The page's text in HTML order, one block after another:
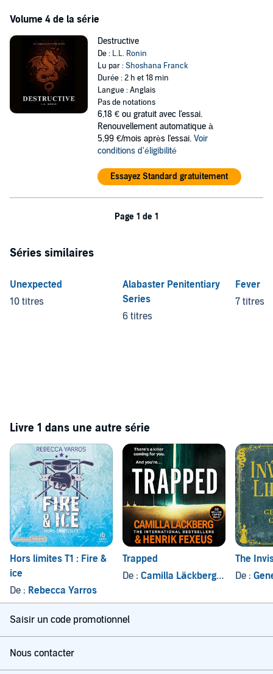
Volume 4 de la série
Destructive
De : L.L. Ronin
Lu par :Shoshana Franck
Durée : 2 h et 18 min
Langue : Anglais
Pas de notations
6,18 € ou gratuit avec l'essai.
Renouvellement automatique à
5,99 €/mois après l'essai. Voir
conditions d'éligibilité
Essayez Standard gratuitement
Page 1 de 1
Séries similaires
Unexpected
10 titres
Alabaster Penitentiary
Series
6 titres
Fever
7 titres
Livre 1 dans une autre série
Hors limites T1 : Fire &
ice
De : Rebecca Yarros
Trapped
De : Camilla Läckberg, et autres
The
De :
Saisir un code promotionnel
Nous contacter